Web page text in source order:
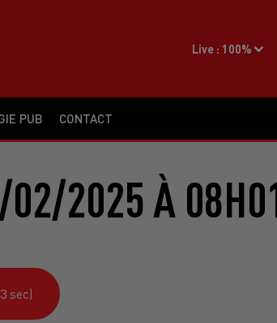
PUB CONTACT
Live : 100%
02/2025 À
sec)